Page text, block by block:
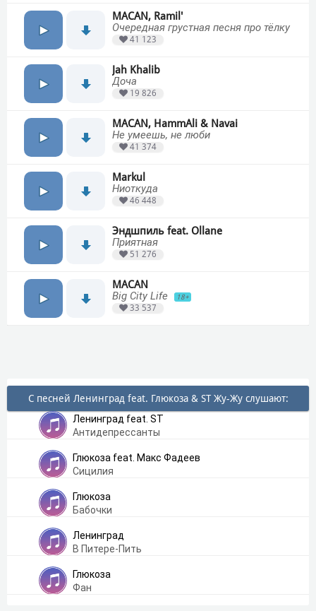
MACAN, Ramil'
Очередная грустная песня про тёлку
41 123
Jah Khalib
Доча
19 826
MACAN, HammAli & Navai
Не умеешь, не люби
41 374
Markul
Ниоткуда
46 448
Эндшпиль feat. Ollane
Приятная
51 276
MACAN
Big City Life
18+
33 537
С песней Ленинград feat. Глюкоза & ST Жу-Жу слушают:
Ленинград feat. ST
Антидепрессанты
Глюкоза feat. Макс Фадеев
Сицилия
Глюкоза
Бабочки
Ленинград
В Питере-Пить
Глюкоза
Фан